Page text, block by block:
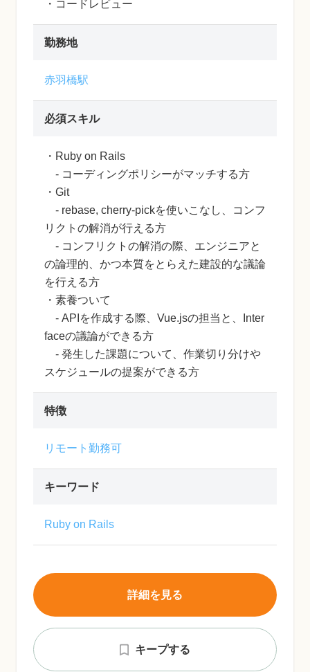
・コードレビュー
勤務地
赤羽橋駅
必須スキル
・Ruby on Rails
- コーディングポリシーがマッチする方
・Git
- rebase, cherry-pickを使いこなし、コンフ
リクトの解消が行える方
- コンフリクトの解消の際、エンジニアと
の論理的、かつ本質をとらえた建設的な議論
を行える方
・素養ついて
- APIを作成する際、Vue.jsの担当と、Inter
faceの議論ができる方
- 発生した課題について、作業切り分けや
スケジュールの提案ができる方
特徴
リモート勤務可
キーワード
Ruby on Rails
キープする
詳細を見る